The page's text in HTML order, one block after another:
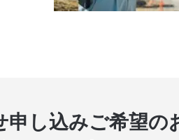
申し込みご希望の